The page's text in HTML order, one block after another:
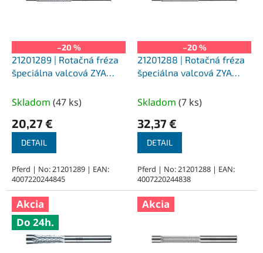
–20 %
21201289 | Rotačná fréza
špeciálna valcová ZYA
mm, 7 mm bez ozubenia
Skladom (47 ks)
20,27 €
DETAIL
Pferd | No: 21201289 | EAN:
4007220244845
–20 %
21201288 | Rotačná fréza
špeciálna valcová ZYA
3 mm, 7 mm bez ozubenia
Skladom (7 ks)
32,37 €
DETAIL
Pferd | No: 21201288 | EAN:
4007220244838
Akcia
Do 24h.
Akcia